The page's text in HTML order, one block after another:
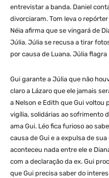
entrevistar a banda. Daniel
divorciaram. Tom leva o
Néia afirma que se vingará de
Júlia. Júlia se recusa a tirar
por causa de Luana. Júlia flagra
Gui garante a Júlia que não
claro a Lázaro que ele jamais
a Nelson e Edith que Gui voltou
vigília, solidárias ao sofrimento
ama Gui. Léo fica furioso ao
causa de Gui e a expulsa de
aconteceu nada entre ele e
com a declaração da ex. Gui
que Gui precisa saber do